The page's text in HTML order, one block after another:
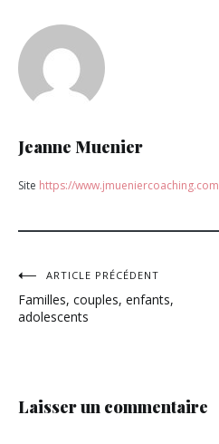
NON
CLASSÉ
Jeanne Muenier
Site https://www.jmueniercoaching.com
Navigation
de
ARTICLE PRÉCÉDENT
Familles, couples, enfants,
adolescents
Laisser un commentaire